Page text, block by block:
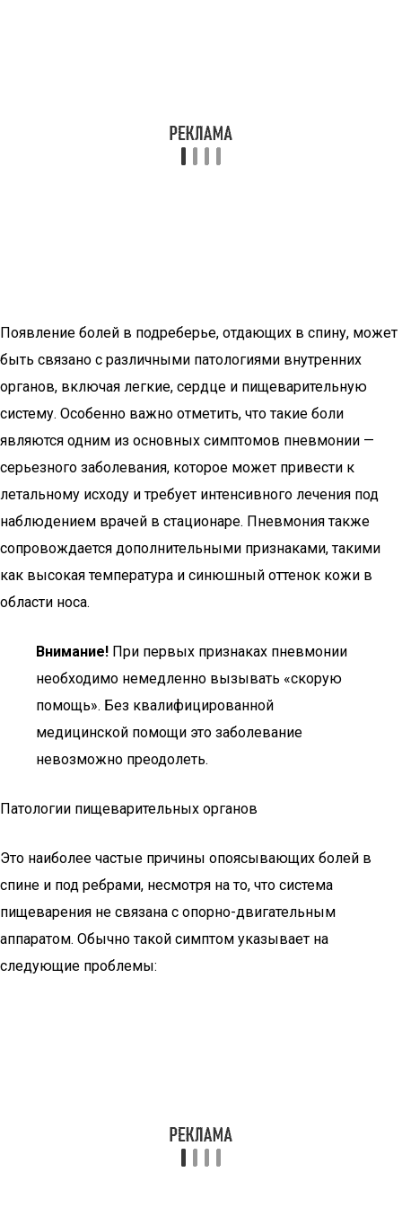
Появление болей в подреберье, отдающих в спину, может
быть связано с различными патологиями внутренних
органов, включая легкие, сердце и пищеварительную
систему. Особенно важно отметить, что такие боли
являются одним из основных симптомов пневмонии —
серьезного заболевания, которое может привести к
летальному исходу и требует интенсивного лечения под
наблюдением врачей в стационаре. Пневмония также
сопровождается дополнительными признаками, такими
как высокая температура и синюшный оттенок кожи в
области носа.
Внимание! При первых признаках пневмонии
необходимо немедленно вызывать «скорую
помощь». Без квалифицированной
медицинской помощи это заболевание
невозможно преодолеть.
Патологии пищеварительных органов
Это наиболее частые причины опоясывающих болей в
спине и под ребрами, несмотря на то, что система
пищеварения не связана с опорно-двигательным
аппаратом. Обычно такой симптом указывает на
следующие проблемы: